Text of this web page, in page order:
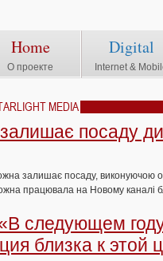
Home
О проекте
Digital
Internet &
MEDIA
посаду
залишає посаду, виконуючою
працювала на Новому каналі
следующем
близка к этой